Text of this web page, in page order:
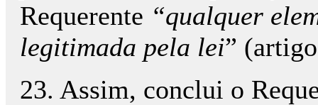
Requerente “qualquer
legitimada pela lei”
23. Assim, conclui o